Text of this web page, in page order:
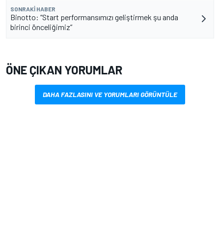
SONRAKI HABER
Binotto: “Start performansımızı geliştirmek şu anda
birinci önceliğimiz”
ÖNE ÇIKAN YORUMLAR
DAHA FAZLASINI VE YORUMLARI GÖRÜNTÜLE